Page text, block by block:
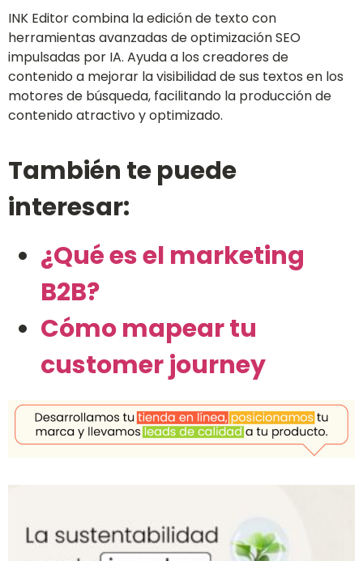
INK Editor combina la edición de texto con
herramientas avanzadas de optimización SEO
impulsadas por IA. Ayuda a los creadores de
contenido a mejorar la visibilidad de sus textos en los
motores de búsqueda, facilitando la producción de
contenido atractivo y optimizado.
También te puede
interesar:
¿Qué es el marketing
B2B?
Cómo mapear tu
customer journey